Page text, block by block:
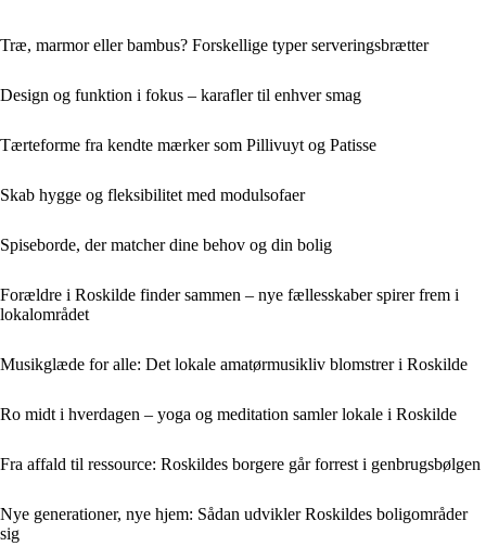
Træ, marmor eller bambus? Forskellige typer serveringsbrætter
Design og funktion i fokus – karafler til enhver smag
Tærteforme fra kendte mærker som Pillivuyt og Patisse
Skab hygge og fleksibilitet med modulsofaer
Spiseborde, der matcher dine behov og din bolig
Forældre i Roskilde finder sammen – nye fællesskaber spirer frem i
lokalområdet
Musikglæde for alle: Det lokale amatørmusikliv blomstrer i Roskilde
Ro midt i hverdagen – yoga og meditation samler lokale i Roskilde
Fra affald til ressource: Roskildes borgere går forrest i genbrugsbølgen
Nye generationer, nye hjem: Sådan udvikler Roskildes boligområder
sig